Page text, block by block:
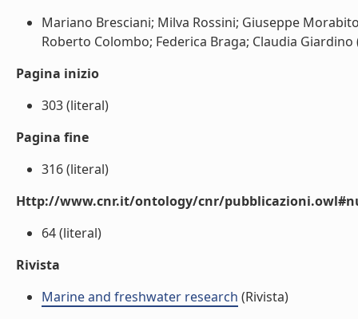
Mariano Bresciani; Milva Rossini; Giuseppe
Roberto Colombo; Federica Braga; Claudia Giardino
Pagina inizio
303 (literal)
Pagina fine
316 (literal)
Http://www.cnr.it/ontology/cnr/
64 (literal)
Rivista
Marine and freshwater research (Rivista)